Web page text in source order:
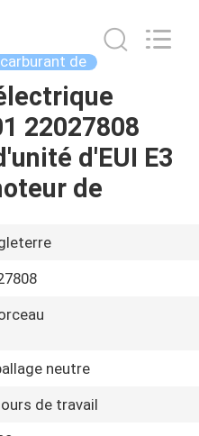
de
22027808
d'EUI E3
de
neutre
de travail